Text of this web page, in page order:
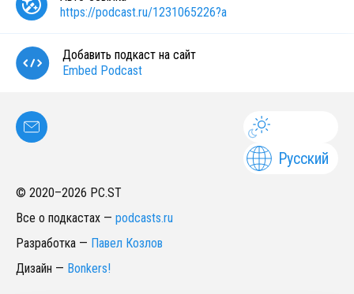
https://podcast.ru/1231065226?a
Добавить подкаст на сайт
Embed Podcast
Русский
© 2020–2026 PC.ST
Все о подкастах — podcasts.ru
Разработка — Павел Козлов
Дизайн — Bonkers!